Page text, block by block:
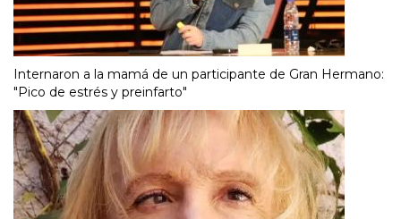
Internaron a la mamá de un participante de Gran Hermano:
"Pico de estrés y preinfarto"